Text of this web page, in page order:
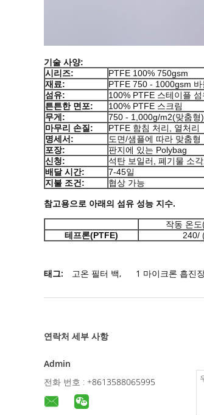
기술 사양:
시리즈:
PTFE 100% 750gsm
재료:
PTFE 750 - 1000gsm 바
섬유:
100% PTFE 스테이플 섬
튼튼한 면포:
100% PTFE 스크림
무게:
750 - 1,000g/m2(맞춤형)
마무리 손질:
PTFE 함침 처리, 열처리
명세서:
도면/샘플에 따라 맞춤형
포장:
판지에 있는 Polybag
신청:
석탄 보일러, 폐기물 소
배달 시간:
7-45일
지불 조건:
협상 가능
참고용으로 아래의 섬유 성능 지수.
작동 온
테프론(PTFE)
240/
태그: 고온 필터 백, 1 마이크론 흡진
연락처 세부 사항
Admin
전화 번호 : +8613588065995